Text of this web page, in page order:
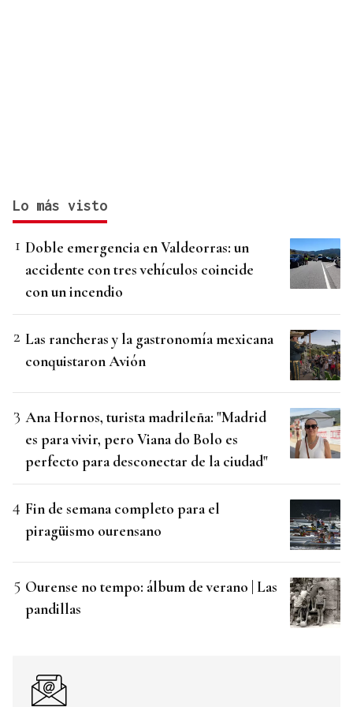
Lo más visto
Doble emergencia en Valdeorras: un
accidente con tres vehículos coincide
con un incendio
Las rancheras y la gastronomía mexicana
conquistaron Avión
Ana Hornos, turista madrileña: "Madrid
es para vivir, pero Viana do Bolo es
perfecto para desconectar de la ciudad"
Fin de semana completo para el
piragüismo ourensano
Ourense no tempo: álbum de verano | Las
pandillas